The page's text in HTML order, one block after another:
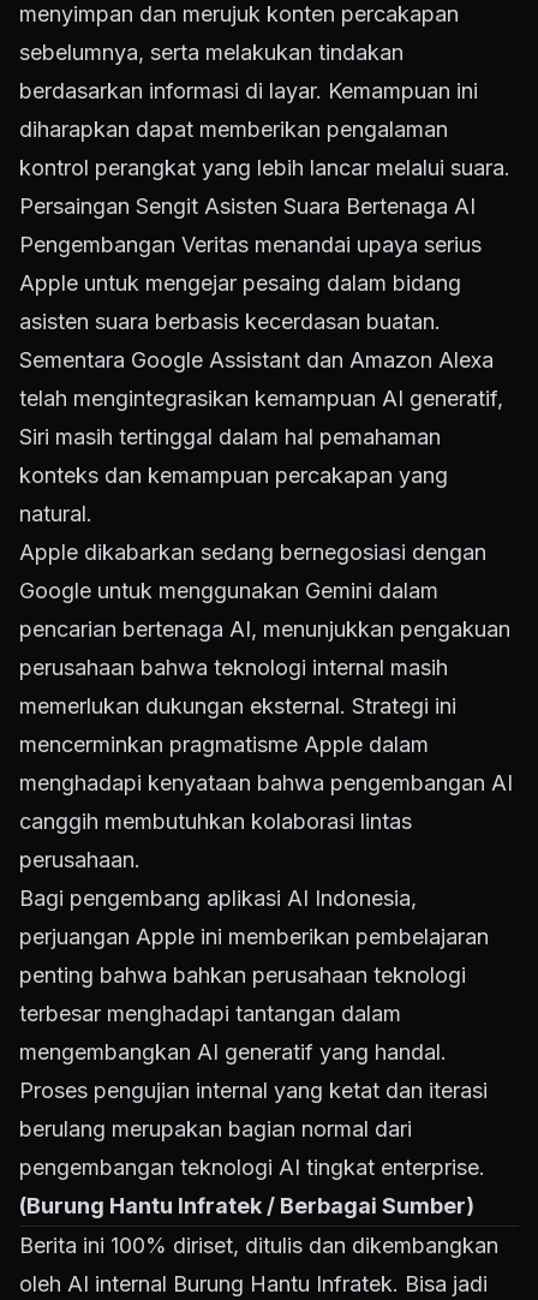
menyimpan dan merujuk konten percakapan
sebelumnya, serta melakukan tindakan
berdasarkan informasi di layar. Kemampuan ini
diharapkan dapat memberikan pengalaman
kontrol perangkat yang lebih lancar melalui suara.
Persaingan Sengit Asisten Suara Bertenaga AI
Pengembangan Veritas menandai upaya serius
Apple untuk mengejar pesaing dalam bidang
asisten suara berbasis kecerdasan buatan.
Sementara Google Assistant dan Amazon Alexa
telah mengintegrasikan kemampuan AI generatif,
Siri masih tertinggal dalam hal pemahaman
konteks dan kemampuan percakapan yang
natural.
Apple dikabarkan sedang bernegosiasi dengan
Google untuk menggunakan Gemini dalam
pencarian bertenaga AI, menunjukkan pengakuan
perusahaan bahwa teknologi internal masih
memerlukan dukungan eksternal. Strategi ini
mencerminkan pragmatisme Apple dalam
menghadapi kenyataan bahwa pengembangan AI
canggih membutuhkan kolaborasi lintas
perusahaan.
Bagi pengembang aplikasi AI Indonesia,
perjuangan Apple ini memberikan pembelajaran
penting bahwa bahkan perusahaan teknologi
terbesar menghadapi tantangan dalam
mengembangkan AI generatif yang handal.
Proses pengujian internal yang ketat dan iterasi
berulang merupakan bagian normal dari
pengembangan teknologi AI tingkat enterprise.
(Burung Hantu Infratek / Berbagai Sumber)
Berita ini 100% diriset, ditulis dan dikembangkan
oleh AI internal Burung Hantu Infratek. Bisa jadi